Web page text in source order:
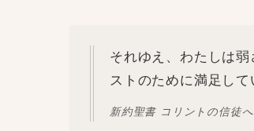
それゆえ、わたしは
ストのために満足し
新約聖書 コリントの信徒